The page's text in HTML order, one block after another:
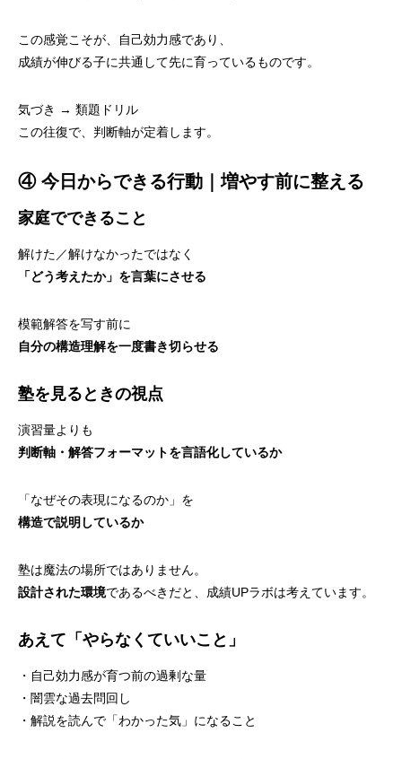
この感覚こそが、自己効力感であり、
成績が伸びる子に共通して先に育っているものです。
気づき → 類題ドリル
この往復で、判断軸が定着します。
④ 今日からできる行動｜増やす前に整える
家庭でできること
解けた／解けなかったではなく
「どう考えたか」を言葉にさせる
模範解答を写す前に
自分の構造理解を一度書き切らせる
塾を見るときの視点
演習量よりも
判断軸・解答フォーマットを言語化しているか
「なぜその表現になるのか」を
構造で説明しているか
塾は魔法の場所ではありません。
設計された環境であるべきだと、成績UPラボは考えています。
あえて「やらなくていいこと」
・自己効力感が育つ前の過剰な量
・闇雲な過去問回し
・解説を読んで「わかった気」になること